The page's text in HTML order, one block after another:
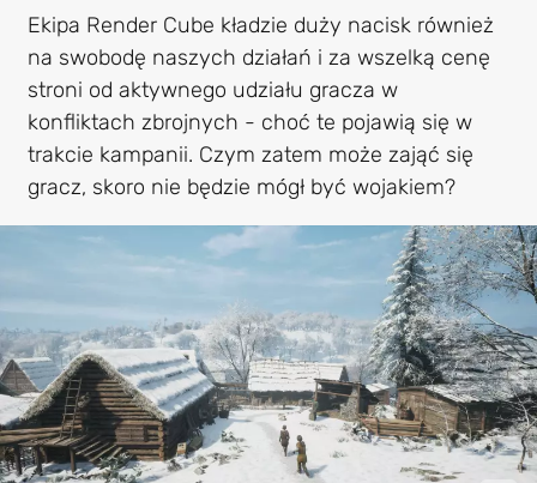
Ekipa Render Cube kładzie duży nacisk również
na swobodę naszych działań i za wszelką cenę
stroni od aktywnego udziału gracza w
konfliktach zbrojnych - choć te pojawią się w
trakcie kampanii. Czym zatem może zająć się
gracz, skoro nie będzie mógł być wojakiem?